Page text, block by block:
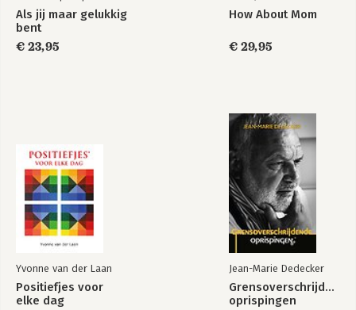
Als jij maar gelukkig
bent
€ 23,95
How About Mom
€ 29,95
Yvonne van der Laan
Positiefjes voor
elke dag
Jean-Marie Dedecker
Grensoverschrijdende
oprispingen